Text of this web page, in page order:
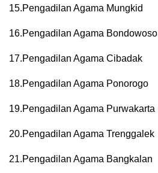
15.Pengadilan Agama Mungkid
16.Pengadilan Agama Bondowoso
17.Pengadilan Agama Cibadak
18.Pengadilan Agama Ponorogo
19.Pengadilan Agama Purwakarta
20.Pengadilan Agama Trenggalek
21.Pengadilan Agama Bangkalan